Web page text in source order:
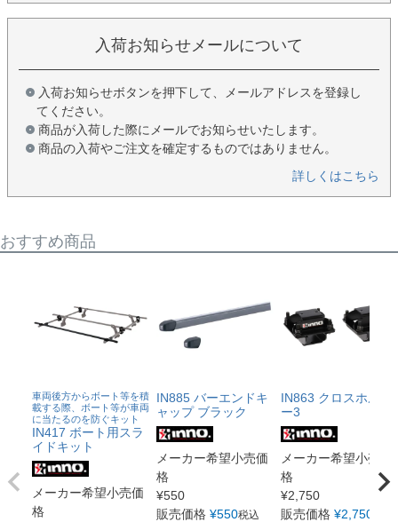
入荷お知らせメールについて
入荷お知らせボタンを押下して、メールアドレスを登録し
てください。
商品が入荷した際にメールでお知らせいたします。
商品の入荷やご注文を確定するものではありません。
詳しくはこちら
おすすめ商品
車両後方からボート等を積
載する際、ボート等が車両
に当たるのを防ぐキット
IN417 ボート用スラ
イドキット
メーカー希望小売価
格
IN885 バーエンドキ
ャップ ブラック
メーカー希望小売価
格
¥550
販売価格 ¥550税込
IN863 クロスホルダ
ー3
メーカー希望小売価
格
¥2,750
販売価格 ¥2,750